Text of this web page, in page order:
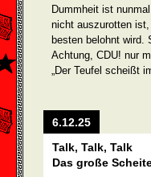
Dummheit ist
nicht auszurotten
besten belohnt wird.
Achtung, CDU! nur
„Der Teufel scheißt
6.12.25
Talk, Talk, Talk
Das große